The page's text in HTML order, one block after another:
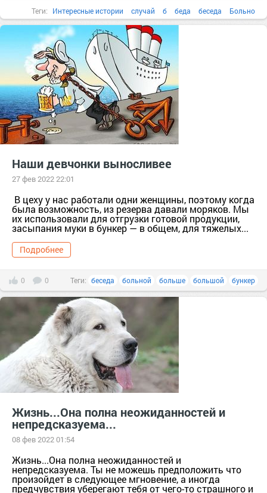
Теги: Интересные истории случай б беда беседа Больно
Наши девчонки выносливее
27 фев 2022 22:01
В цеху у нас работали одни женщины, поэтому когда
была возможность, из резерва давали моряков. Мы
их использовали для отгрузки готовой продукции,
засыпания муки в бункер — в общем, для тяжелых...
Подробнее
0 0 Теги: беседа больной больше большой бункер
Жизнь...Она полна неожиданностей и
непредсказуема...
08 фев 2022 01:54
Жизнь...Она полна неожиданностей и
непредсказуема. Ты не можешь предположить что
произойдет в следующее мгновение, а иногда
предчувствия уберегают тебя от чего-то страшного и